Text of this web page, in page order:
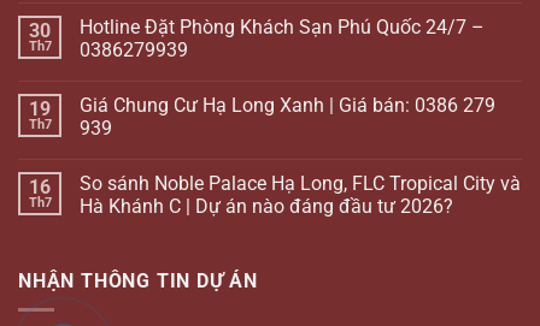
30
Th7
Hotline Đặt Phòng Khách Sạn Phú Quốc 24/7 –
0386279939
19
Th7
Giá Chung Cư Hạ Long Xanh | Giá bán: 0386 279
939
16
Th7
So sánh Noble Palace Hạ Long, FLC Tropical City và
Hà Khánh C | Dự án nào đáng đầu tư 2026?
NHẬN THÔNG TIN DỰ ÁN